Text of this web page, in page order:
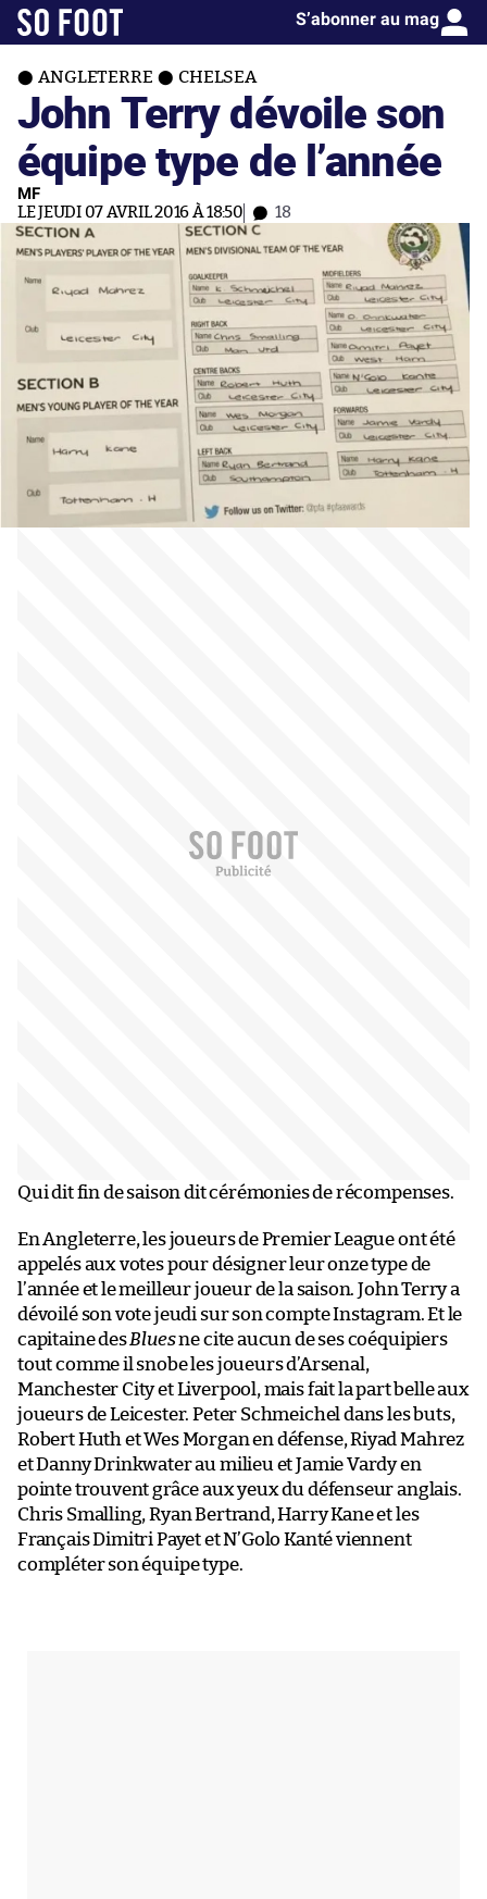
S’abonner au mag
ANGLETERRE CHELSEA
John Terry dévoile son
équipe type de l’année
MF
LE JEUDI 07 AVRIL 2016 À 18:50 18
Qui dit fin de saison dit cérémonies de récompenses.
En Angleterre, les joueurs de Premier League ont été
appelés aux votes pour désigner leur onze type de
l’année et le meilleur joueur de la saison. John Terry a
dévoilé son vote jeudi sur son compte Instagram. Et le
capitaine desBluesne cite aucun de ses coéquipiers
tout comme il snobe les joueurs d’Arsenal,
Manchester City et Liverpool, mais fait la part belle aux
joueurs de Leicester. Peter Schmeichel dans les buts,
Robert Huth et Wes Morgan en défense, Riyad Mahrez
et Danny Drinkwater au milieu et Jamie Vardy en
pointe trouvent grâce aux yeux du défenseur anglais.
Chris Smalling, Ryan Bertrand, Harry Kane et les
Français Dimitri Payet et N’Golo Kanté viennent
compléter son équipe type.